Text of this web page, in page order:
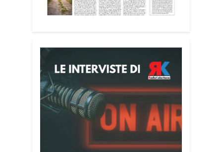
Attenzione alle telefonate
Una pubblicazione di servizio dedicata
alla prevenzione delle truffe ai danni
degli anziani e delle persone più fragili.
Vademecum contro le truffe,
Passi di Speranzae da anni